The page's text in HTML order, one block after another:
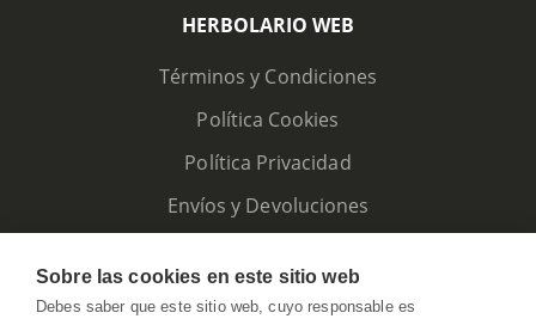
HERBOLARIO WEB
Términos y Condiciones
Política Cookies
Política Privacidad
Envíos y Devoluciones
Sobre las cookies en este sitio web
Debes saber que este sitio web, cuyo responsable es